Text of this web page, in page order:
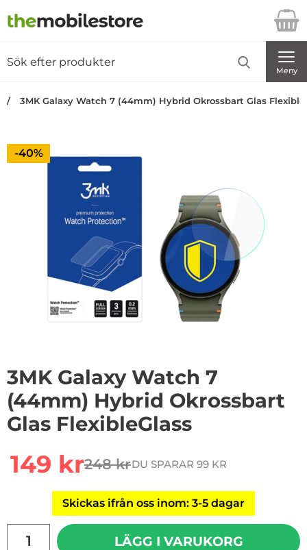
Startsidan för Danira Telecom AB
Meny
3MK Galaxy Watch 7 (44mm) Hybrid Okrossbart Glas
Priset är nedsatt med
-40%
3MK Galaxy Watch 7
(44mm) Hybrid Okrossbart
Glas FlexibleGlass
rea pris
149 krtidigare pris
248 krDU SPARAR 99 KR
Skickas ifrån oss inom: 3-5 dagar
LÄGG I VARUKORG